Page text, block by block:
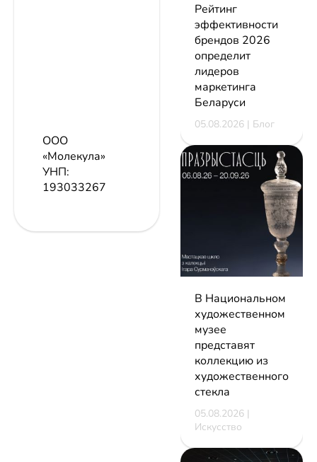
ООО
«Молекула»
УНП:
193033267
Рейтинг
эффективности
брендов 2026
определит
лидеров
маркетинга
Беларуси
05.08.2026 | Блог
В Национальном
художественном
музее
представят
коллекцию из
художественного
стекла
05.08.2026 |
Искусство